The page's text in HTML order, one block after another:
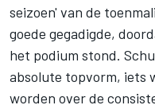
seizoen' van de
goede gegadigde,
het podium stond.
absolute topvorm, iets
worden over de